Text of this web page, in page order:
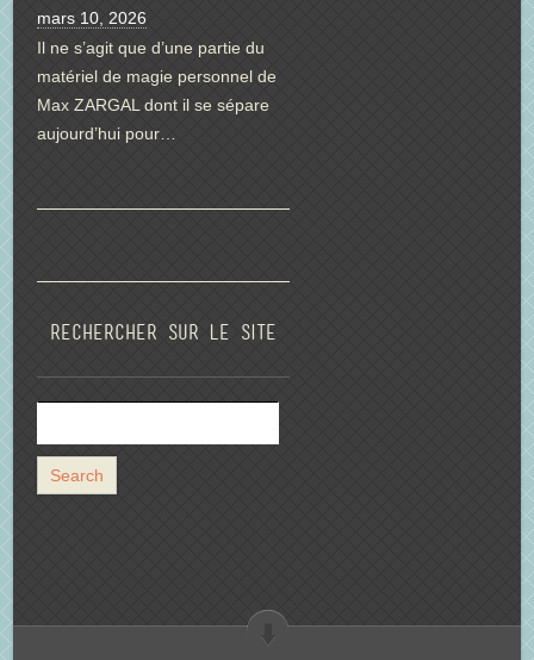
mars 10, 2026
Il ne s’agit que d’une partie du
matériel de magie personnel de
Max ZARGAL dont il se sépare
aujourd’hui pour…
Rechercher sur le site